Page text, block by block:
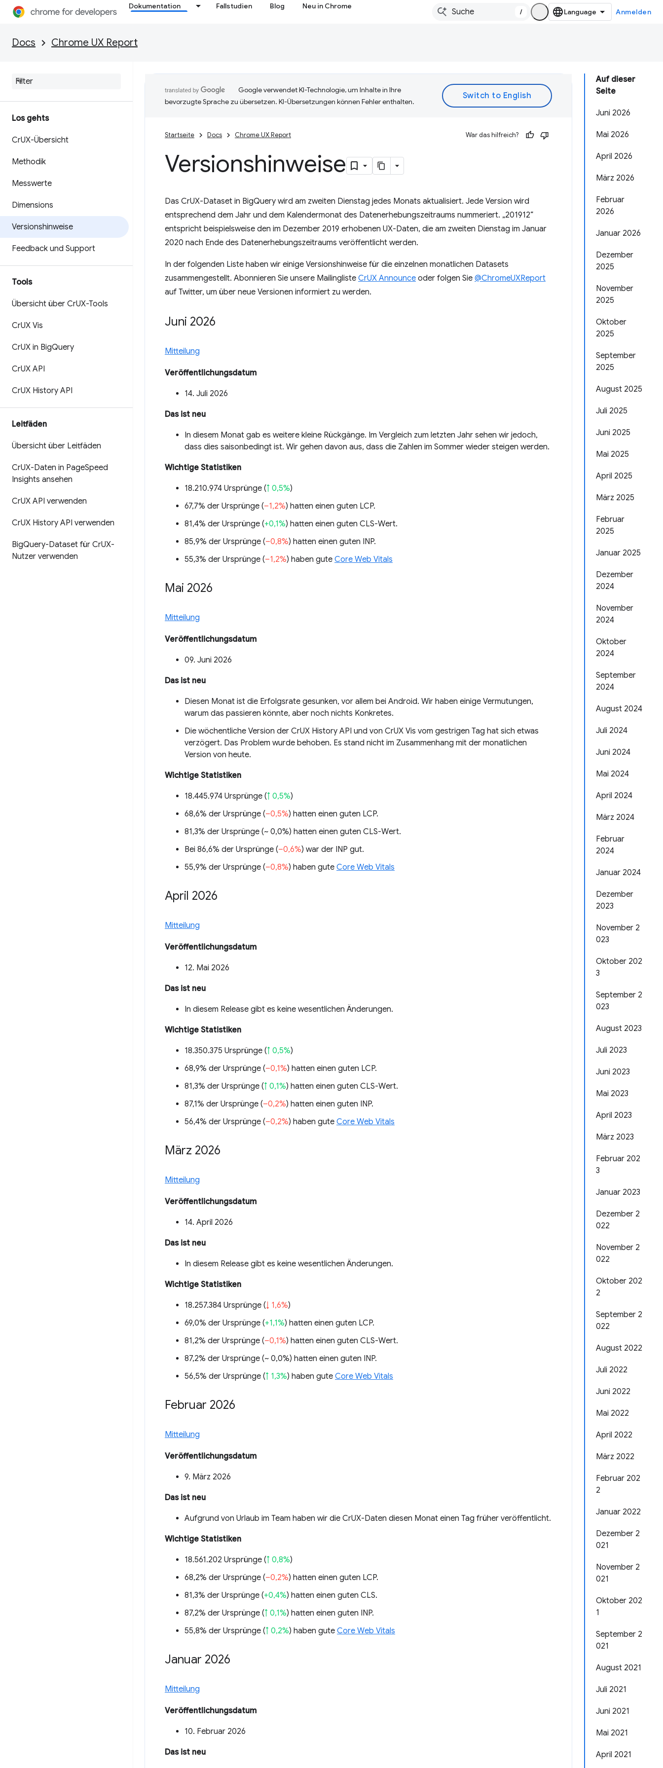
Dokumentation Fallstudien Blog Neu in Chrome
/ Anmelden
Docs Chrome UX Report
Los gehts
CrUX-Übersicht
Methodik
Messwerte
Dimensions
Versionshinweise
Feedback und Support
Tools
Übersicht über CrUX-Tools
CrUX Vis
CrUX in BigQuery
CrUX API
CrUX History API
Leitfäden
Übersicht über Leitfäden
CrUX-Daten in PageSpeed
Insights ansehen
CrUX API verwenden
CrUX History API verwenden
BigQuery-Dataset für CrUX-
Nutzer verwenden
Auf dieser
Seite
Juni 2026
Mai 2026
April 2026
März 2026
Februar
2026
Januar 2026
Dezember
2025
November
2025
Oktober
2025
September
2025
August 2025
Juli 2025
Juni 2025
Mai 2025
April 2025
März 2025
Februar
2025
Januar 2025
Dezember
2024
November
2024
Oktober
2024
September
2024
August 2024
Juli 2024
Juni 2024
Mai 2024
April 2024
März 2024
Februar
2024
Januar 2024
Dezember
2023
November 2
023
Oktober 202
3
September 2
023
August 2023
Juli 2023
Juni 2023
Mai 2023
April 2023
März 2023
Februar 202
3
Januar 2023
Dezember 2
022
November 2
022
Oktober 202
2
September 2
022
August 2022
Juli 2022
Juni 2022
Mai 2022
April 2022
März 2022
Februar 202
2
Januar 2022
Dezember 2
021
November 2
021
Oktober 202
1
September 2
021
August 2021
Juli 2021
Juni 2021
Mai 2021
April 2021
Google verwendet KI-Technologie, um Inhalte in Ihre
bevorzugte Sprache zu übersetzen. KI-Übersetzungen können Fehler enthalten.
Startseite Docs Chrome UX Report War das hilfreich?
Versionshinweise
Das CrUX-Dataset in BigQuery wird am zweiten Dienstag jedes Monats aktualisiert. Jede Version wird
entsprechend dem Jahr und dem Kalendermonat des Datenerhebungszeitraums nummeriert. „201912“
entspricht beispielsweise den im Dezember 2019 erhobenen UX-Daten, die am zweiten Dienstag im Januar
2020 nach Ende des Datenerhebungszeitraums veröffentlicht werden.
In der folgenden Liste haben wir einige Versionshinweise für die einzelnen monatlichen Datasets
zusammengestellt. Abonnieren Sie unsere Mailingliste CrUX Announce oder folgen Sie @ChromeUXReport
auf Twitter, um über neue Versionen informiert zu werden.
Juni 2026
Mitteilung
Veröffentlichungsdatum
14. Juli 2026
Das ist neu
In diesem Monat gab es weitere kleine Rückgänge. Im Vergleich zum letzten Jahr sehen wir jedoch,
dass dies saisonbedingt ist. Wir gehen davon aus, dass die Zahlen im Sommer wieder steigen werden.
Wichtige Statistiken
18.210.974 Ursprünge (↑ 0,5%)
67,7% der Ursprünge (–1,2%) hatten einen guten LCP.
81,4% der Ursprünge (+0,1%) hatten einen guten CLS-Wert.
85,9% der Ursprünge (–0,8%) hatten einen guten INP.
55,3% der Ursprünge (–1,2%) haben gute Core Web Vitals
Mai 2026
Mitteilung
Veröffentlichungsdatum
09. Juni 2026
Das ist neu
Diesen Monat ist die Erfolgsrate gesunken, vor allem bei Android. Wir haben einige Vermutungen,
warum das passieren könnte, aber noch nichts Konkretes.
Die wöchentliche Version der CrUX History API und von CrUX Vis vom gestrigen Tag hat sich etwas
verzögert. Das Problem wurde behoben. Es stand nicht im Zusammenhang mit der monatlichen
Version von heute.
Wichtige Statistiken
18.445.974 Ursprünge (↑ 0,5%)
68,6% der Ursprünge (–0,5%) hatten einen guten LCP.
81,3% der Ursprünge (~ 0,0%) hatten einen guten CLS-Wert.
Bei 86,6% der Ursprünge (–0,6%) war der INP gut.
55,9% der Ursprünge (–0,8%) haben gute Core Web Vitals
April 2026
Mitteilung
Veröffentlichungsdatum
12. Mai 2026
Das ist neu
In diesem Release gibt es keine wesentlichen Änderungen.
Wichtige Statistiken
18.350.375 Ursprünge (↑ 0,5%)
68,9% der Ursprünge (–0,1%) hatten einen guten LCP.
81,3% der Ursprünge (↑ 0,1%) hatten einen guten CLS-Wert.
87,1% der Ursprünge (–0,2%) hatten einen guten INP.
56,4% der Ursprünge (–0,2%) haben gute Core Web Vitals
März 2026
Mitteilung
Veröffentlichungsdatum
14. April 2026
Das ist neu
In diesem Release gibt es keine wesentlichen Änderungen.
Wichtige Statistiken
18.257.384 Ursprünge (↓ 1,6%)
69,0% der Ursprünge (+1,1%) hatten einen guten LCP.
81,2% der Ursprünge (–0,1%) hatten einen guten CLS-Wert.
87,2% der Ursprünge (~ 0,0%) hatten einen guten INP.
56,5% der Ursprünge (↑ 1,3%) haben gute Core Web Vitals
Februar 2026
Mitteilung
Veröffentlichungsdatum
9. März 2026
Das ist neu
Aufgrund von Urlaub im Team haben wir die CrUX-Daten diesen Monat einen Tag früher veröffentlicht.
Wichtige Statistiken
18.561.202 Ursprünge (↑ 0,8%)
68,2% der Ursprünge (–0,2%) hatten einen guten LCP.
81,3% der Ursprünge (+0,4%) hatten einen guten CLS.
87,2% der Ursprünge (↑ 0,1%) hatten einen guten INP.
55,8% der Ursprünge (↑ 0,2%) haben gute Core Web Vitals
Januar 2026
Mitteilung
Veröffentlichungsdatum
10. Februar 2026
Das ist neu